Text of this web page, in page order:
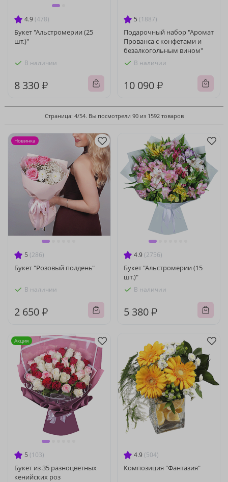
4.9 (478)
Букет "Альстромерии (25
шт.)"
В наличии
8 330 ₽
5 (1887)
Подарочный набор "Аромат
Прованса с конфетами и
безалкогольным вином"
В наличии
10 090 ₽
Страница: 4/54. Вы посмотрели 90 из 1592 товаров
5 (286)
Букет "Розовый полдень"
В наличии
2 650 ₽
Новинка
4.9 (2756)
Букет "Альстромерии (15
шт.)"
В наличии
5 380 ₽
5 (103)
Букет из 35 разноцветных
кенийских роз
Акция
4.9 (504)
Композиция "Фантазия"